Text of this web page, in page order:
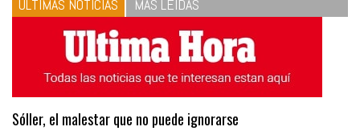
ÚLTIMAS NOTICIAS MÁS LEÍDAS